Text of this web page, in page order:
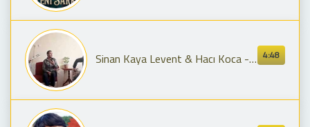
4:48
Sinan Kaya Levent & Hacı Koca - Öyle bir sevdaya düşmüşüm vay